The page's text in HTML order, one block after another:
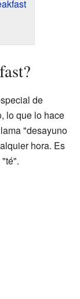
de
lo que lo hace
"desayuno
hora. Es